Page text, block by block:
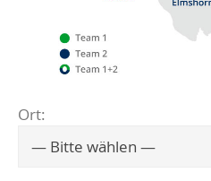
Eckernförde
Ort: